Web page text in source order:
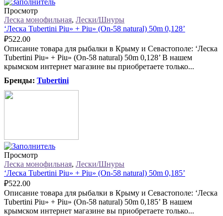
Просмотр
Леска монофильная, Лески/Шнуры
‘Леска Tubertini Piu» + Piu» (On-58 natural) 50m 0,128’
₽522.00
Описание товара для рыбалки в Крыму и Севастополе: ‘Леска
Tubertini Piu» + Piu» (On-58 natural) 50m 0,128’ В нашем
крымском интернет магазине вы приобретаете только...
Бренды: Tubertini
Просмотр
Леска монофильная, Лески/Шнуры
‘Леска Tubertini Piu» + Piu» (On-58 natural) 50m 0,185’
₽522.00
Описание товара для рыбалки в Крыму и Севастополе: ‘Леска
Tubertini Piu» + Piu» (On-58 natural) 50m 0,185’ В нашем
крымском интернет магазине вы приобретаете только...